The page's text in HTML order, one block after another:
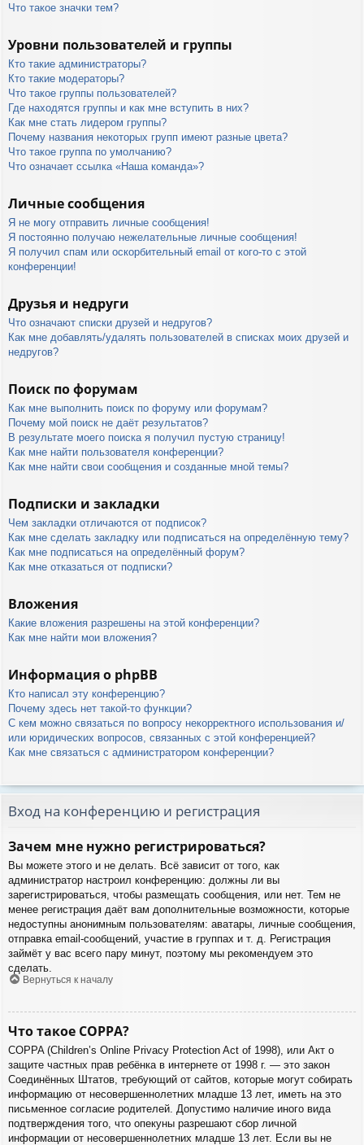
Что такое значки тем?
Уровни пользователей и группы
Кто такие администраторы?
Кто такие модераторы?
Что такое группы пользователей?
Где находятся группы и как мне вступить в них?
Как мне стать лидером группы?
Почему названия некоторых групп имеют разные цвета?
Что такое группа по умолчанию?
Что означает ссылка «Наша команда»?
Личные сообщения
Я не могу отправить личные сообщения!
Я постоянно получаю нежелательные личные сообщения!
Я получил спам или оскорбительный email от кого-то с этой
конференции!
Друзья и недруги
Что означают списки друзей и недругов?
Как мне добавлять/удалять пользователей в списках моих друзей и
недругов?
Поиск по форумам
Как мне выполнить поиск по форуму или форумам?
Почему мой поиск не даёт результатов?
В результате моего поиска я получил пустую страницу!
Как мне найти пользователя конференции?
Как мне найти свои сообщения и созданные мной темы?
Подписки и закладки
Чем закладки отличаются от подписок?
Как мне сделать закладку или подписаться на определённую тему?
Как мне подписаться на определённый форум?
Как мне отказаться от подписки?
Вложения
Какие вложения разрешены на этой конференции?
Как мне найти мои вложения?
Информация о phpBB
Кто написал эту конференцию?
Почему здесь нет такой-то функции?
С кем можно связаться по вопросу некорректного использования и/
или юридических вопросов, связанных с этой конференцией?
Как мне связаться с администратором конференции?
Вход на конференцию и регистрация
Зачем мне нужно регистрироваться?
Вы можете этого и не делать. Всё зависит от того, как
администратор настроил конференцию: должны ли вы
зарегистрироваться, чтобы размещать сообщения, или нет. Тем не
менее регистрация даёт вам дополнительные возможности, которые
недоступны анонимным пользователям: аватары, личные сообщения,
отправка email-сообщений, участие в группах и т. д. Регистрация
займёт у вас всего пару минут, поэтому мы рекомендуем это
сделать.
Вернуться к началу
Что такое COPPA?
COPPA (Children’s Online Privacy Protection Act of 1998), или Акт о
защите частных прав ребёнка в интернете от 1998 г. — это закон
Соединённых Штатов, требующий от сайтов, которые могут собирать
информацию от несовершеннолетних младше 13 лет, иметь на это
письменное согласие родителей. Допустимо наличие иного вида
подтверждения того, что опекуны разрешают сбор личной
информации от несовершеннолетних младше 13 лет. Если вы не